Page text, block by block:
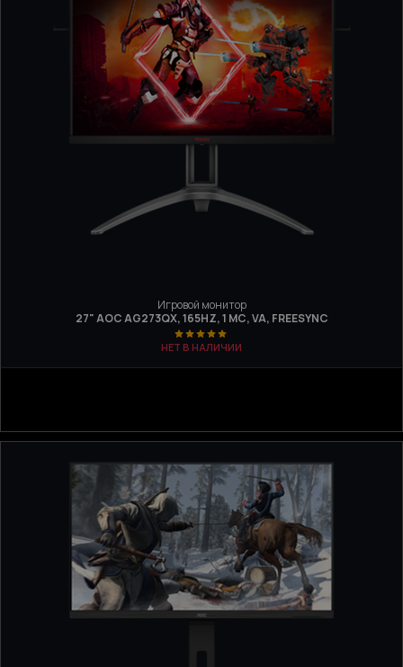
Игровой монитор
27" AOC AG273QX, 165HZ, 1 МС, VA, FREESYNC
НЕТ В НАЛИЧИИ